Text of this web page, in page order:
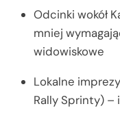
Odcinki wokół
mniej
widowiskowe
Lokalne
Rally Sprinty)